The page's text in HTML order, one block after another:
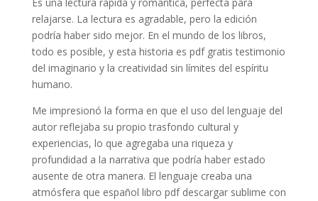
relajarse. La lectura es agradable, pero la edición
podría haber sido mejor. En el mundo de los libros,
todo es posible, y esta historia es pdf gratis testimonio
del imaginario y la creatividad sin límites del espíritu
humano.
Me impresionó la forma en que el uso del lenguaje del
autor reflejaba su propio trasfondo cultural y
experiencias, lo que agregaba una riqueza y
profundidad a la narrativa que podría haber estado
ausente de otra manera. El lenguaje creaba una
atmósfera que español libro pdf descargar sublime con